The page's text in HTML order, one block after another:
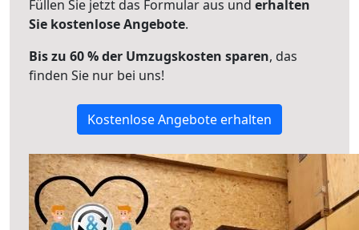
Füllen Sie jetzt das Formular aus und erhalten
Sie kostenlose Angebote.
Bis zu 60 % der Umzugskosten sparen, das
finden Sie nur bei uns!
Kostenlose Angebote erhalten